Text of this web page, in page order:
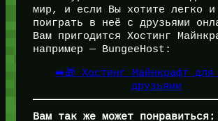
мир, и если Вы хотите легко и
поиграть в неё с друзьями
Вам пригодится Хостинг
например — BungeeHost:
➡️🎁 Хостинг Майнкрафт
друзьями
Вам так же может понравиться: